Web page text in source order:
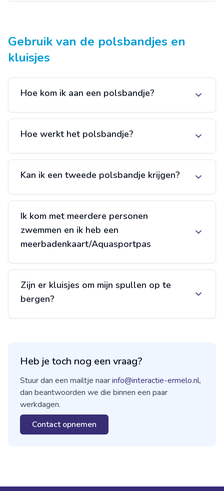
Gebruik van de polsbandjes en
kluisjes
Hoe kom ik aan een polsbandje?
Hoe werkt het polsbandje?
Kan ik een tweede polsbandje krijgen?
Ik kom met meerdere personen
zwemmen en ik heb een
meerbadenkaart/Aquasportpas
Zijn er kluisjes om mijn spullen op te
bergen?
Heb je toch nog een vraag?
Stuur dan een mailtje naarinfo@interactie-ermelo.nl,
dan beantwoorden we die binnen een paar
werkdagen.
Contact opnemen